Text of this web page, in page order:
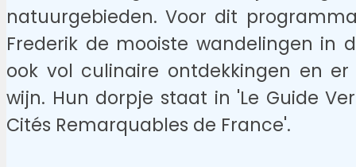
natuurgebieden. Voor dit
Frederik de mooiste wandelingen in
ook vol culinaire ontdekkingen en
wijn. Hun dorpje staat in 'Le Guide
Cités Remarquables de France'.